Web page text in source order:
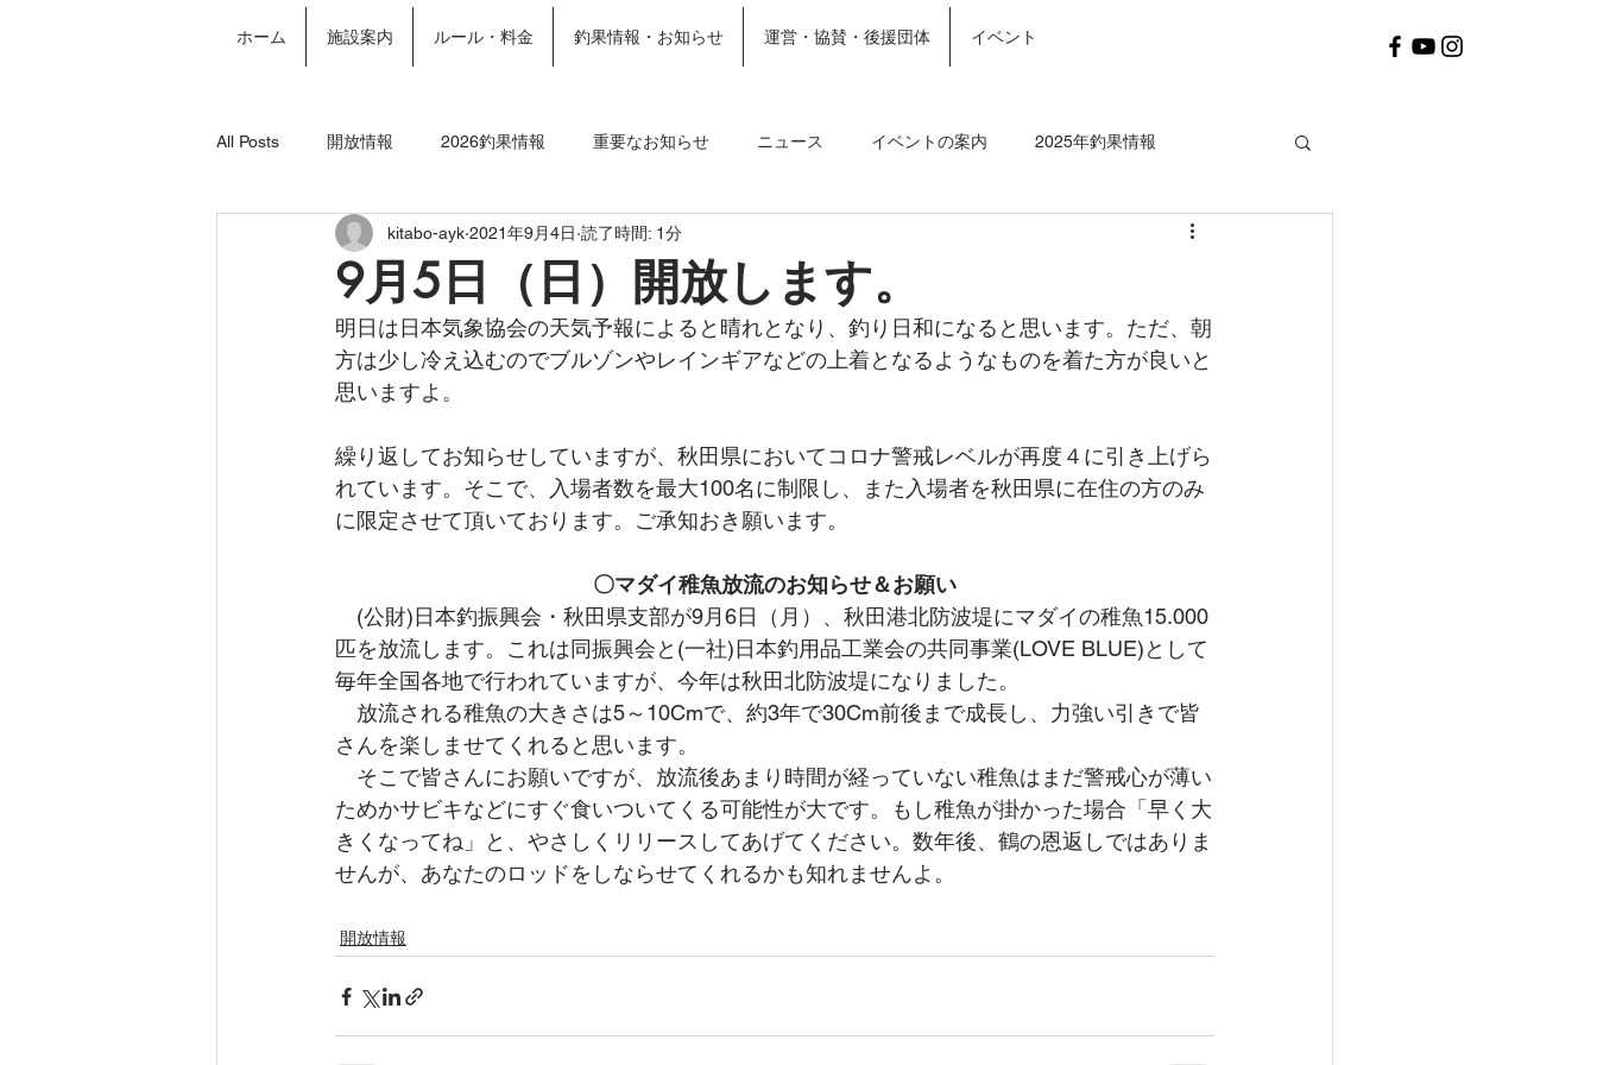
ホーム 施設案内 ルール・料金 釣果情報・お知らせ 運営・協賛・後援団体 イベント
All Posts 開放情報 2026釣果情報 重要なお知らせ ニュース イベントの案内 2025年釣果情報
2024年釣果情報 年間パスポート 2023釣果情報 2020年釣果情報
9月5日（日）開放します。
kitabo-ayk 2021年9月4日 読了時間: 1分
明日は日本気象協会の天気予報によると晴れとなり、釣り日和になると思います。ただ、朝
方は少し冷え込むのでブルゾンやレインギアなどの上着となるようなものを着た方が良いと
思いますよ。
繰り返してお知らせしていますが、秋田県においてコロナ警戒レベルが再度４に引き上げら
れています。そこで、入場者数を最大100名に制限し、また入場者を秋田県に在住の方のみ
に限定させて頂いております。ご承知おき願います。
〇マダイ稚魚放流のお知らせ＆お願い
(公財)日本釣振興会・秋田県支部が9月6日（月）、秋田港北防波堤にマダイの稚魚15.000
匹を放流します。これは同振興会と(一社)日本釣用品工業会の共同事業(LOVE BLUE)として
毎年全国各地で行われていますが、今年は秋田北防波堤になりました。
放流される稚魚の大きさは5～10Cmで、約3年で30Cm前後まで成長し、力強い引きで皆
さんを楽しませてくれると思います。
そこで皆さんにお願いですが、放流後あまり時間が経っていない稚魚はまだ警戒心が薄い
ためかサビキなどにすぐ食いついてくる可能性が大です。もし稚魚が掛かった場合「早く大
きくなってね」と、やさしくリリースしてあげてください。数年後、鶴の恩返しではありま
せんが、あなたのロッドをしならせてくれるかも知れませんよ。
開放情報
ホーム 施設案内 More